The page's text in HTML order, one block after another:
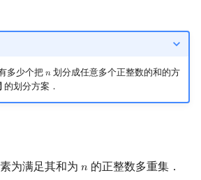
多少个把𝑛
n划分成任意多个正整数的和的方
的划分方案．
为满足其和为 𝑛
n 的正整数多重集．